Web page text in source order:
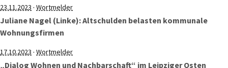
23.11.2023 · Wortmelder
Juliane Nagel (Linke): Altschulden belasten kommunale
Wohnungsfirmen
17.10.2023 · Wortmelder
„Dialog Wohnen und Nachbarschaft“ im Leipziger Osten